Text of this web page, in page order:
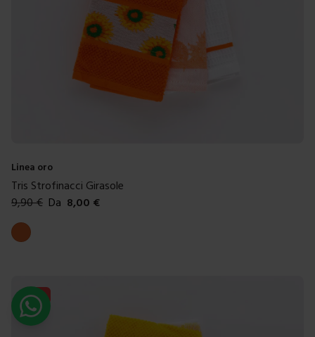
Linea oro
Tris Strofinacci Girasole
9,90€ Da 8,00 €
Colori disponibili
Arancione
-19%